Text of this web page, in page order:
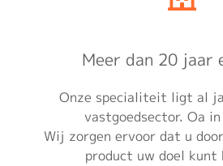
Meer dan 20 jaar
Onze specialiteit ligt al
vastgoedsector. Oa in
Wij zorgen ervoor dat u
product uw doel kunt